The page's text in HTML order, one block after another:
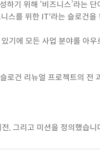
기 위해 ‘비즈니스’라는
니스를 위한 IT'라는 슬로
있기에 모든 사업 분야를 아
로건 리뉴얼 프로젝트의 전
, 그리고 미션을 정의했습니